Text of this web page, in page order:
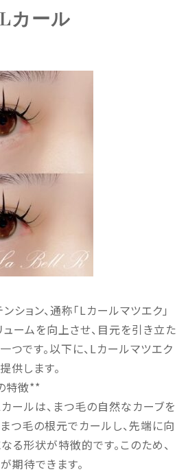
Lカール
ション、通称「Lカールマツエク」
ュームを向上させ、目元を引き立た
です。以下に、Lカールマツエク
供します。
特徴**
ールは、まつ毛の自然なカーブを
つ毛の根元でカールし、先端に向
る形状が特徴的です。このため、
期待できます。